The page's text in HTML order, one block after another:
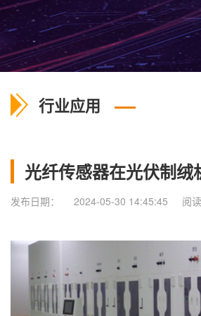
行业应用
光纤传感器在光伏制
发布日期： 2024-05-30 14:45:45 阅